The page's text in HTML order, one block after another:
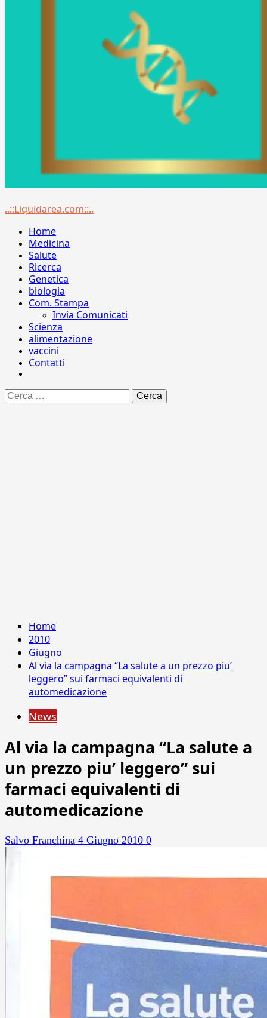
Menu
..::Liquidarea.com::..
Home
Medicina
Salute
Ricerca
Genetica
biologia
Com. Stampa
Invia Comunicati
Scienza
alimentazione
vaccini
Contatti
Ricerca
per:
Home
2010
Giugno
Al via la campagna “La salute a un prezzo piu’
leggero” sui farmaci equivalenti di
automedicazione
News
Al via la campagna “La salute a
un prezzo piu’ leggero” sui
farmaci equivalenti di
automedicazione
Salvo Franchina 4 Giugno 2010 0